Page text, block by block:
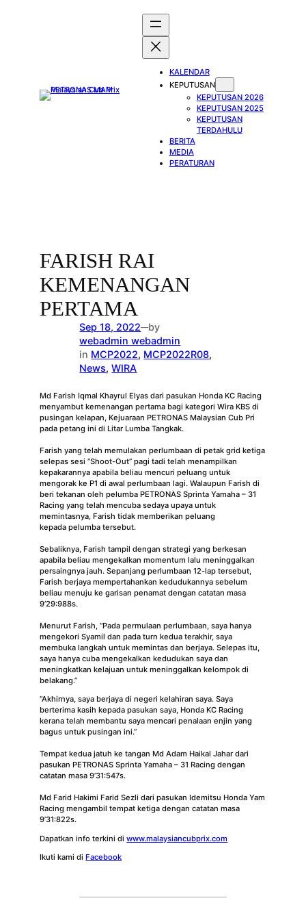
KALENDAR
KEPUTUSAN
KEPUTUSAN 2026
KEPUTUSAN 2025
KEPUTUSAN
TERDAHULU
BERITA
MEDIA
PERATURAN
FARISH RAI
KEMENANGAN
PERTAMA
Sep 18, 2022—by
webadmin webadmin
in MCP2022, MCP2022R08
News, WIRA
Md Farish Iqmal Khayrul Elyas dari pasukan Honda KC Racing
menyambut kemenangan pertama bagi kategori Wira KBS di
pusingan kelapan, Kejuaraan PETRONAS Malaysian Cub Pri
pada petang ini di Litar Lumba Tangkak.
Farish yang telah memulakan perlumbaan di petak grid ketiga
selepas sesi “Shoot-Out” pagi tadi telah menampilkan
kepakarannya apabila beliau mencuri peluang untuk
mengorak ke P1 di awal perlumbaan lagi. Walaupun Farish di
beri tekanan oleh pelumba PETRONAS Sprinta Yamaha – 31
Racing yang telah mencuba sedaya upaya untuk
memintasnya, Farish tidak memberikan peluang
kepada pelumba tersebut.
Sebaliknya, Farish tampil dengan strategi yang berkesan
apabila beliau mengekalkan momentum lalu meninggalkan
persaingnya jauh. Sepanjang perlumbaan 12-lap tersebut,
Farish berjaya mempertahankan kedudukannya sebelum
beliau menuju ke garisan penamat dengan catatan masa
9’29:988s.
Menurut Farish, “Pada permulaan perlumbaan, saya hanya
mengekori Syamil dan pada turn kedua terakhir, saya
membuka langkah untuk memintas dan berjaya. Selepas itu,
saya hanya cuba mengekalkan kedudukan saya dan
meningkatkan kelajuan untuk meninggalkan kelompok di
belakang.”
“Akhirnya, saya berjaya di negeri kelahiran saya. Saya
berterima kasih kepada pasukan saya, Honda KC Racing
kerana telah membantu saya mencari penalaan enjin yang
bagus untuk pusingan ini.”
Tempat kedua jatuh ke tangan Md Adam Haikal Jahar dari
pasukan PETRONAS Sprinta Yamaha – 31 Racing dengan
catatan masa 9’31:547s.
Md Farid Hakimi Farid Sezli dari pasukan Idemitsu Honda Yam
Racing mengambil tempat ketiga dengan catatan masa
9’31:822s.
Dapatkan info terkini diwww.malaysiancubprix.com
Ikuti kami diFacebook